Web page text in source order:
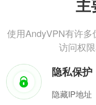
主
使用AndyVPN有许多
访问权
隐私保护
隐藏IP地址